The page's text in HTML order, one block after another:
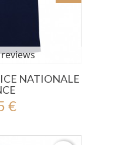
NATIONALE
€